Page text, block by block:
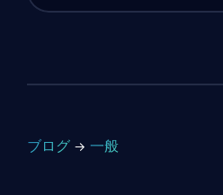
ブログ 一般